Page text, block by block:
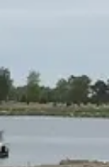
Antal rätt
Poäng
I